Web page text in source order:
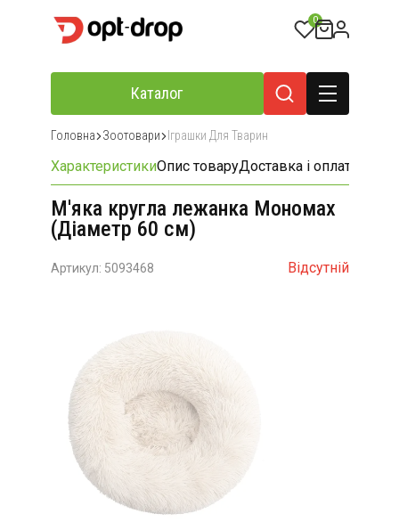
0
Каталог
Головна Зоотовари Іграшки Для Тварин
ХарактеристикиОпис товаруДоставка і оплата
М'яка кругла лежанка Мономах
(Діаметр 60 см)
Артикул: 5093468 Відсутній